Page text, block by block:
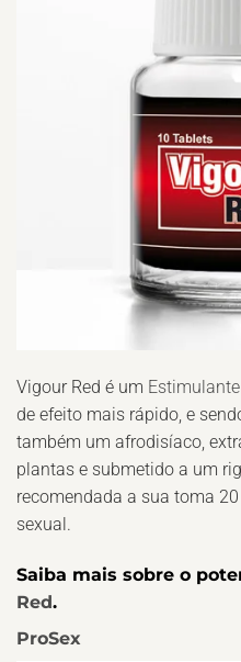
Vigour Red é um
de efeito mais rápido, e
também um afrodisíaco,
plantas e submetido a um
recomendada a sua toma
sexual.
Saiba mais sobre o
Red.
ProSex